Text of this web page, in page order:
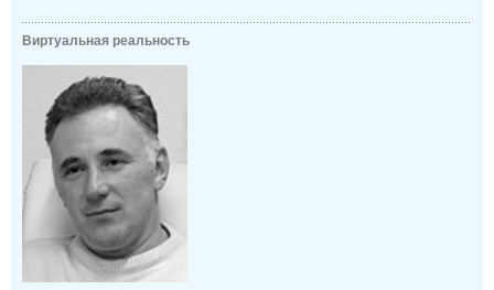
Виртуальная реальность